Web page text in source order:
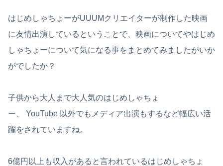
はじめしゃちょーがUUUMクリエイターが制作した映画
に友情出演しているということで、映画についてやはじめ
しゃちょーについて気になる事をまとめてみましたがいか
がでしたか？
子供から大人まで大人気のはじめしゃちょ
ー、 YouTube 以外でもメディア出演もするなど幅広い活
躍をされていますね。
6億円以上も収入があると言われているはじめしゃちょ